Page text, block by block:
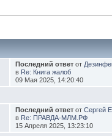
Последний ответот
в Re: Книга жалоб
09 Мая 2025, 14:20:40
Последний ответот Сергей
в Re: ПРАВДА-МЛМ.РФ
15 Апреля 2025, 13:23:10